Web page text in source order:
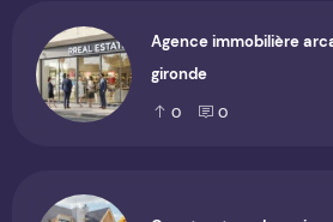
Agence immobilière
gironde
0 0